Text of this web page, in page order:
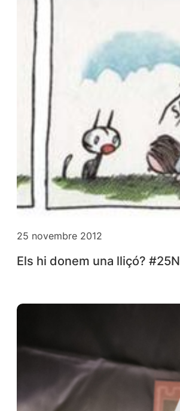
25 novembre 2012
Els hi donem una lliçó? #25N